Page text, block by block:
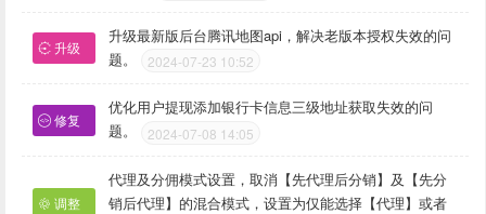
升级
升级最新版后台腾讯地图api，解决老版本授权失效的问
题。
2024-07-23 10:52
修复
优化用户提现添加银行卡信息三级地址获取失效的问
题。
2024-07-08 14:05
调整
代理及分佣模式设置，取消【先代理后分销】及【先分
销后代理】的混合模式，设置为仅能选择【代理】或者